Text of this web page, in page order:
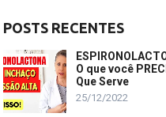
POSTS RECENTES
O que você
Que Serve
25/12/2022